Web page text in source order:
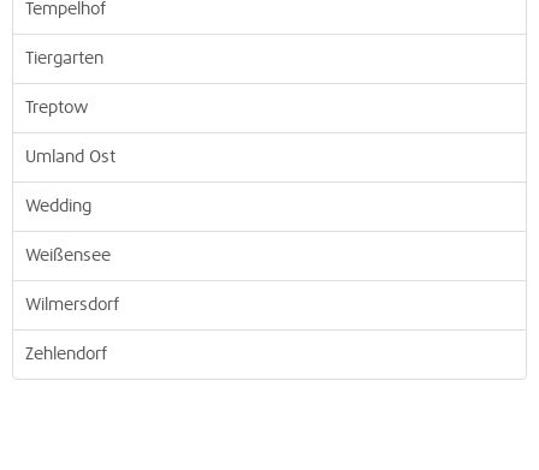
Tempelhof
Tiergarten
Treptow
Umland Ost
Wedding
Weißensee
Wilmersdorf
Zehlendorf